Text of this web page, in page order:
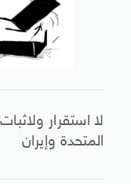
لا استقرار
المتحدة وإيران